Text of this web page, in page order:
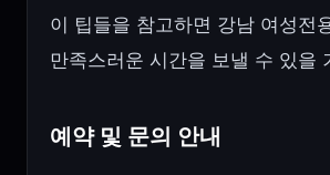
이 팁들을 참고하면 강남 여성전
만족스러운 시간을 보낼 수 있을
예약 및 문의 안내